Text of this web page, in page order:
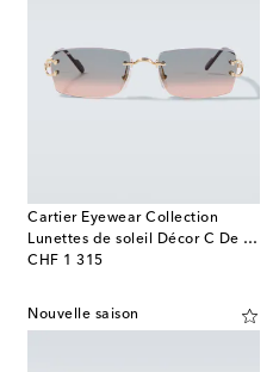
Cartier Eyewear Collection
Lunettes de soleil Décor C De Cartier
CHF 1 315
original price
Nouvelle saison